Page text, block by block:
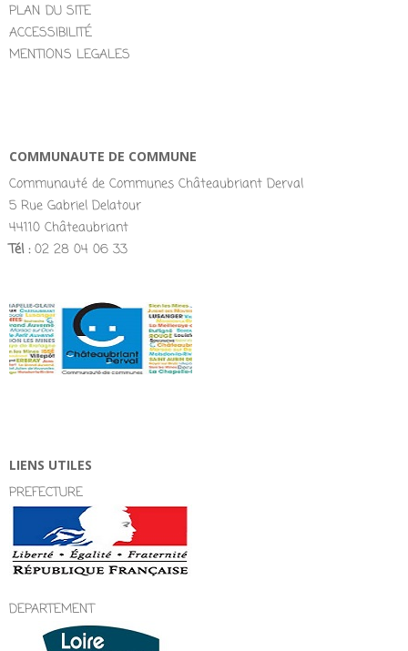
PLAN DU SITE
ACCESSIBILITÉ
MENTIONS LEGALES
COMMUNAUTE DE COMMUNE
Communauté de Communes Châteaubriant Derval
5 Rue Gabriel Delatour
44110 Châteaubriant
Tél :02 28 04 06 33
LIENS UTILES
PREFECTURE
DEPARTEMENT